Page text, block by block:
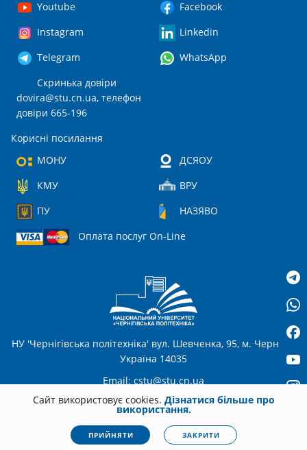
Youtube
Facebook
Instagram
Linkedin
Telegram
WhatsApp
Скринька довіри
dovira@stu.cn.ua, телефон
довіри 665-196
Корисні посилання
МОНУ
ДСЯОУ
КМУ
ВРУ
ПУ
НАЗЯВО
Оплата послуг On-Line
НУ 'Чернігівська політехніка' вул. Шевченка, 95, м. Чернігів,
Україна 14035
Email: cstu@stu.cn.ua
stu.cn.uaВсі права захищені. Несанкціоноване копіювання
заборонено.Політика конфіденційності |Cookies
Сайт використовує cookies. Дізнатися більше про
використання.
ПРИЙНЯТИ ЗАКРИТИ